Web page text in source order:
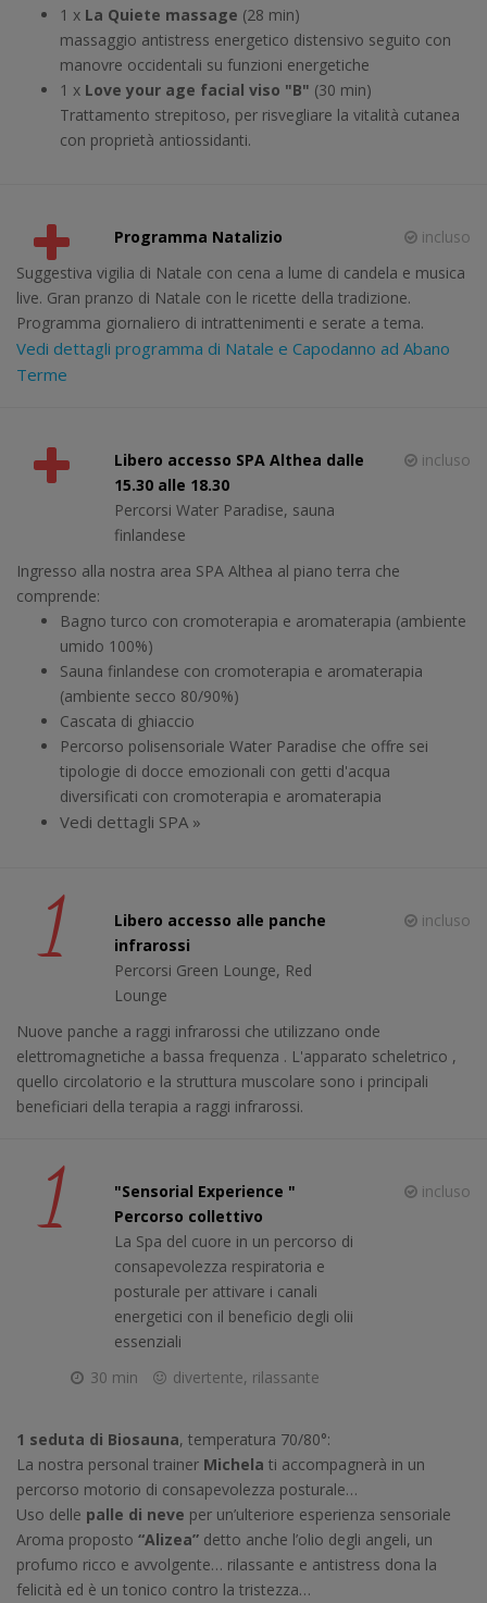
1 x La Quiete massage (28 min)
massaggio antistress energetico distensivo seguito con
manovre occidentali su funzioni energetiche
1 x Love your age facial viso "B" (30 min)
Trattamento strepitoso, per risvegliare la vitalità cutanea
con proprietà antiossidanti.
Programma Natalizio
incluso
Suggestiva vigilia di Natale con cena a lume di candela e musica
live. Gran pranzo di Natale con le ricette della tradizione.
Programma giornaliero di intrattenimenti e serate a tema.
Vedi dettagli programma di Natale e Capodanno ad Abano
Terme
Libero accesso SPA Althea dalle
15.30 alle 18.30
Percorsi Water Paradise, sauna
finlandese
incluso
Ingresso alla nostra area SPA Althea al piano terra che
comprende:
Bagno turco con cromoterapia e aromaterapia (ambiente
umido 100%)
Sauna finlandese con cromoterapia e aromaterapia
(ambiente secco 80/90%)
Cascata di ghiaccio
Percorso polisensoriale Water Paradise che offre sei
tipologie di docce emozionali con getti d'acqua
diversificati con cromoterapia e aromaterapia
Vedi dettagli SPA »
1
Libero accesso alle panche
infrarossi
Percorsi Green Lounge, Red
Lounge
incluso
Nuove panche a raggi infrarossi che utilizzano onde
elettromagnetiche a bassa frequenza . L'apparato scheletrico ,
quello circolatorio e la struttura muscolare sono i principali
beneficiari della terapia a raggi infrarossi.
1
"Sensorial Experience "
Percorso collettivo
La Spa del cuore in un percorso di
consapevolezza respiratoria e
posturale per attivare i canali
energetici con il beneficio degli olii
essenziali
incluso
30 min divertente, rilassante
1 seduta di Biosauna, temperatura 70/80°:
La nostra personal trainer Michela ti accompagnerà in un
percorso motorio di consapevolezza posturale…
Uso delle palle di neve per un’ulteriore esperienza sensoriale
Aroma proposto “Alizea” detto anche l’olio degli angeli, un
profumo ricco e avvolgente… rilassante e antistress dona la
felicità ed è un tonico contro la tristezza…